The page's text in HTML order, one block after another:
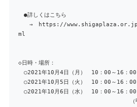
●詳しくはこちら
→ https://www.shigaplaza.or.jp/
ml
◇日時・場所：
○2021年10月4日（月） 10：00～16：
○2021年10月5日（火） 10：00～16：
○2021年10月6日（水） 10：00～16：
（甲賀ビジネスサ